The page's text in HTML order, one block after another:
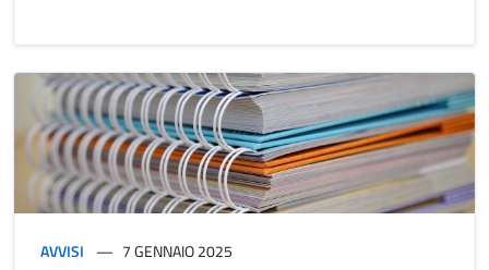
AVVISI 7 GENNAIO 2025